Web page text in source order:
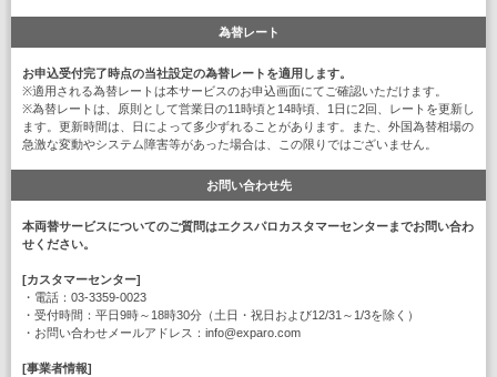
為替レート
お申込受付完了時点の当社設定の為替レートを適用します。
※適用される為替レートは本サービスのお申込画面にてご確認いただけます。
※為替レートは、原則として営業日の11時頃と14時頃、1日に2回、レートを更新し
ます。更新時間は、日によって多少ずれることがあります。また、外国為替相場の
急激な変動やシステム障害等があった場合は、この限りではございません。
お問い合わせ先
本両替サービスについてのご質問はエクスパロカスタマーセンターまでお問い合わ
せください。
[カスタマーセンター]
・電話：03-3359-0023
・受付時間：平日9時～18時30分（土日・祝日および12/31～1/3を除く）
・お問い合わせメールアドレス：info@exparo.com
[事業者情報]